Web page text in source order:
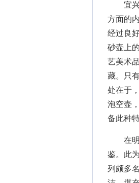
宜兴
方面的
经过良
砂壶上
艺美术
藏。只
处在于
泡空壶
备此种
在明代
鉴。此
列颇多